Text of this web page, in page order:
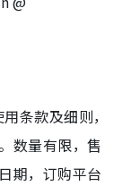
条款及细则，
数量有限，售
期，订购平台